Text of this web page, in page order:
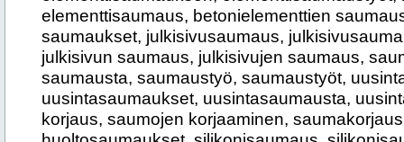
elementtisaumaus, betonielementtien
saumaukset, julkisivusaumaus,
julkisivun saumaus, julkisivujen saumaus,
saumausta, saumaustyö, saumaustyöt,
uusintasaumaukset, uusintasaumausta,
korjaus, saumojen korjaaminen,